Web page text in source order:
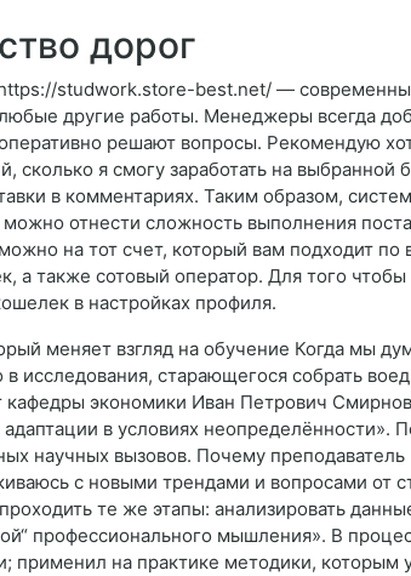
дорог
studwork.store-best.net/ —
другие работы. Менеджеры всегда
решают вопросы. Рекомендую
сколько я смогу заработать на
в комментариях. Таким образом,
отнести сложность выполнения
на тот счет, который вам подходит
а также сотовый оператор. Для того
в настройках профиля.
меняет взгляд на обучение Когда мы
исследования, старающегося собрать
кафедры экономики Иван Петрович
в условиях неопределённости».
научных вызовов. Почему
с новыми трендами и вопросами от
те же этапы: анализировать
профессионального мышления». В
применил на практике методики, которым